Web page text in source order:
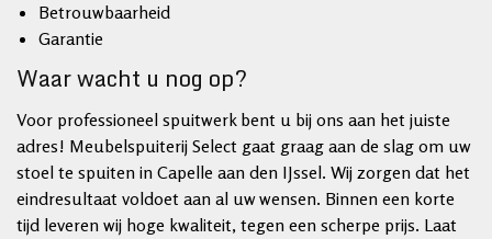
Betrouwbaarheid
Garantie
Waar wacht u nog op?
Voor professioneel spuitwerk bent u bij ons aan het juiste
adres! Meubelspuiterij Select gaat graag aan de slag om uw
stoel te spuiten in Capelle aan den IJssel. Wij zorgen dat het
eindresultaat voldoet aan al uw wensen. Binnen een korte
tijd leveren wij hoge kwaliteit, tegen een scherpe prijs. Laat